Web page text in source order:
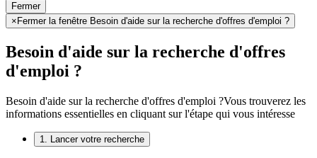
Fermer
× Fermer la fenêtre Besoin d'aide sur la recherche d'offres d'emploi ?
Besoin d'aide sur la recherche d'offres
d'emploi ?
Besoin d'aide sur la recherche d'offres d'emploi ?Vous trouverez les
informations essentielles en cliquant sur l'étape qui vous intéresse
1. Lancer votre recherche